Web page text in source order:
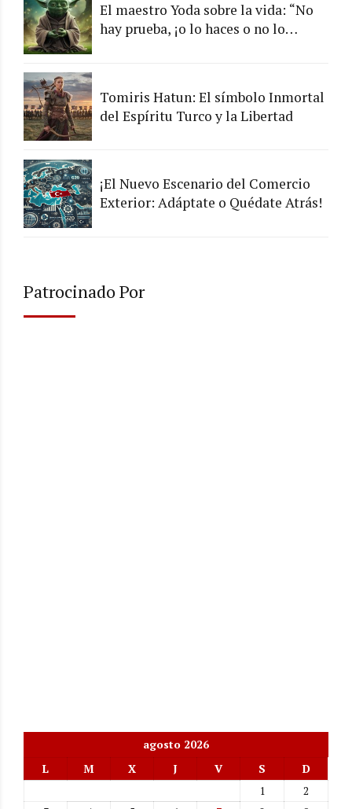
El maestro Yoda sobre la vida: “No
hay prueba, ¡o lo haces o no lo
Tomiris Hatun: El símbolo Inmortal
del Espíritu Turco y la Libertad
¡El Nuevo Escenario del Comercio
Exterior: Adáptate o Quédate Atrás!
Patrocinado Por
agosto 2026
L
M X J V S
D
1
2